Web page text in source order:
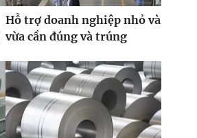
Hỗ trợ doanh nghiệp nhỏ và
vừa cần đúng và trúng